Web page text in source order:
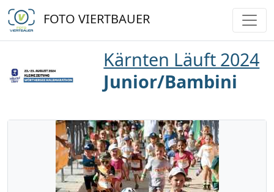
FOTO VIERTBAUER
Kärnten Läuft 2024
Junior/Bambini